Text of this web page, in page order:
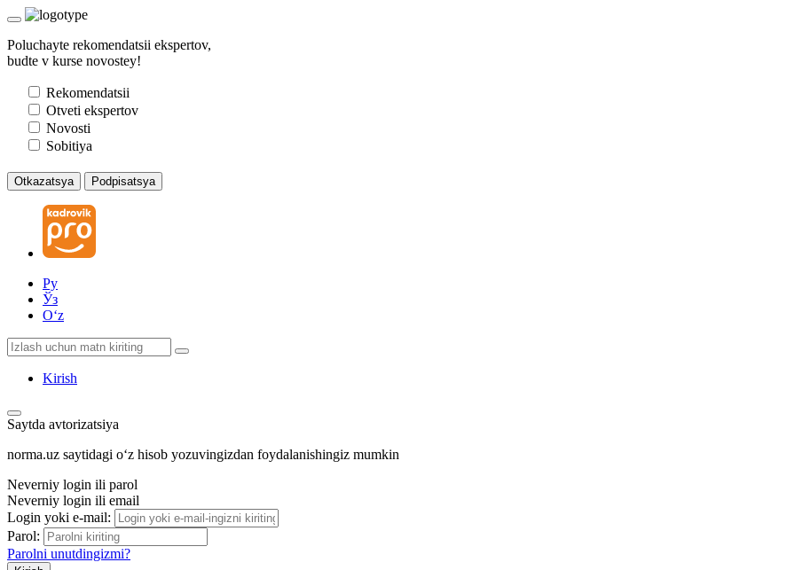
Poluchayte rekomendatsii ekspertov,
budte v kurse novostey!
Rekomendatsii
Otveti ekspertov
Novosti
Sobitiya
Otkazatsya Podpisatsya
Ру
Ўз
Oʻz
Kirish
Saytda avtorizatsiya
norma.uz saytidagi oʻz hisob yozuvingizdan foydalanishingiz mumkin
Neverniy login ili parol
Neverniy login ili email
Login yoki e-mail:
Parol:
Parolni unutdingizmi?